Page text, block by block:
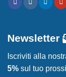
Newsletter
Iscriviti alla
5% sul tuo